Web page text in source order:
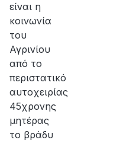
είναι η
κοινωνία
του
Αγρινίου
από το
περιστατικό
αυτοχειρίας
45χρονης
μητέρας
το βράδυ